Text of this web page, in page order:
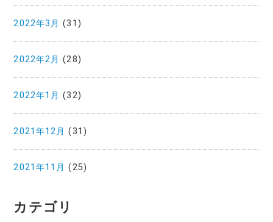
2022年3月 (31)
2022年2月 (28)
2022年1月 (32)
2021年12月 (31)
2021年11月 (25)
カテゴリ